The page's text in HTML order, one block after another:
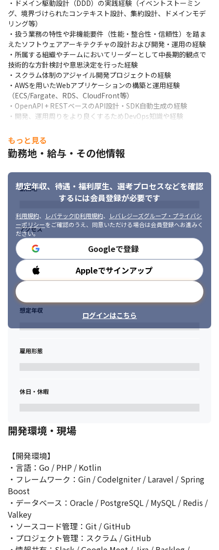
プロジェクト進行
・各種スクラムイベントへの参加
・AI-DLC（AI-Driven Development Life Cycle）に基づく開発プ
ロセスへの参加：AIツールを活用した設計・実装・テストの効率
化
※ピープルマネジメント、スクラムマスターなどは専門のメンバ
ーがいるため業務には含まれません。
・ドメイン駆動設計（DDD）の実践経験（イベントストーミン
グ、境界づけられたコンテキスト設計、集約設計、ドメインモデ
リング等）
・扱う業務の特性や非機能要件（性能・整合性・信頼性）を踏ま
えたソフトウェアアーキテクチャの設計および開発・運用の経験
・所属する組織やチームにおいてリーダーとして中長期的観点で
技術的な方針検討や意思決定を行った経験
・スクラム体制のアジャイル開発プロジェクトの経験
・AWSを用いたWebアプリケーションの構築と運用経験
（ECS/Fargate、RDS、CloudFront等）
・OpenAPI + RESTベースのAPI設計・SDK自動生成の経験
・開発、運用周りをより良くするためDevOps知識や経験
大規模トラフィックをさばくための通信制御、負荷分散などの知
識、経験
・AI-DLC（AI-Driven Development Life Cycle）の実践経験：要
もっと見る
勤務地・給与・その他情報
想定年収、待遇・福利厚生、 選考プロセスなどを確認
するには会員登録が必要です
利用規約、 レバテックID利用規約、
レバレジーズグループ・プライバシ
ーポリシーをご確認のうえ、同意いただける場合は会員登録へお進みく
ださい。
Googleで登録
Appleでサインアップ
ログインはこちら
勤務地
アクセス
勤務時間
想定年収
雇用形態
休日・休暇
開発環境・現場
【開発環境】
・言語：Go / PHP / Kotlin
・フレームワーク：Gin / CodeIgniter / Laravel / Spring
Boost
・データベース：Oracle / PostgreSQL / MySQL / Redis /
Valkey
・ソースコード管理：Git / GitHub
・プロジェクト管理：スクラム / GitHub